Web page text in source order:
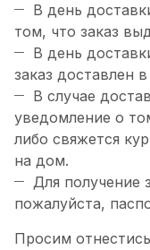
В день
том, что заказ
В день
заказ доставлен
В случае
уведомление о
либо свяжется
на дом.
Для получение
пожалуйста,
Просим